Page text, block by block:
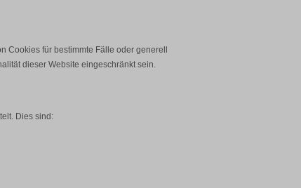
für bestimmte Fälle oder generell
dieser Website eingeschränkt sein.
Dies sind: